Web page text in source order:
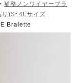
補整ノンワイヤーブラ
り)S~4Lサイズ
Bralette